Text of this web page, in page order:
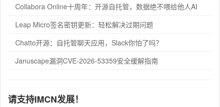
Collabora Online十周年：开源自托管，数据绝不喂给他人AI
Leap Micro签名密钥更新：轻松解决过期问题
Chatto开源：自托管聊天应用，Slack你怕了吗？
Januscape漏洞CVE-2026-53359安全缓解指南
请支持IMCN发展！